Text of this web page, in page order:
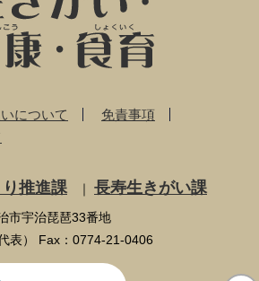
について
免責事項
推進課 ｜ 長寿生きがい課
市宇治琵琶33番地
表） Fax：0774-21-0406